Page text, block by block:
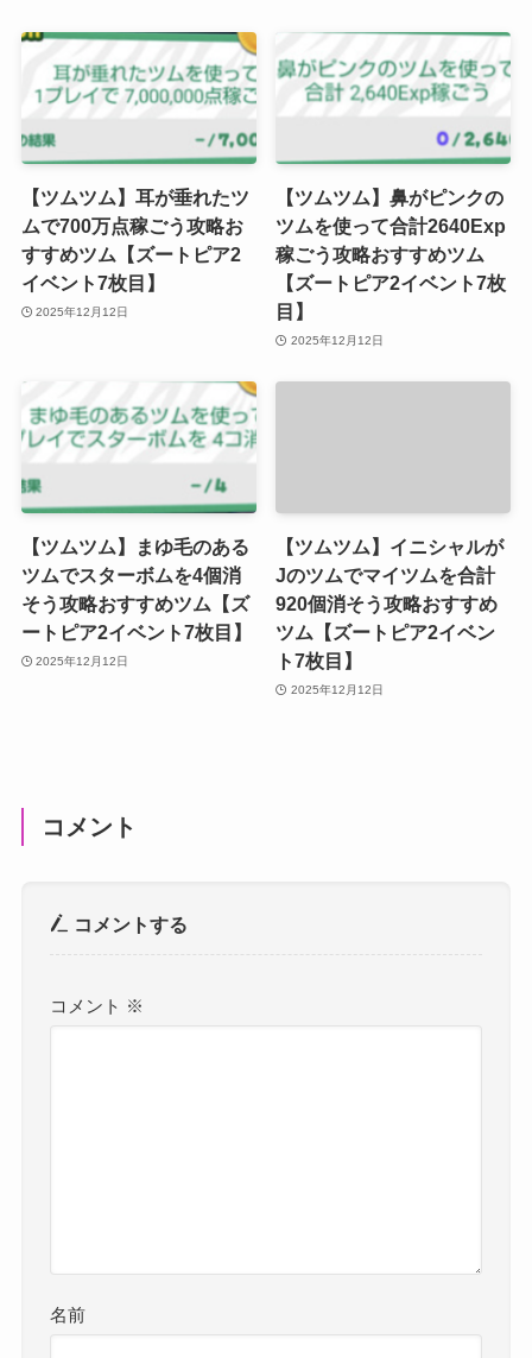
【ツムツム】耳が垂れたツ
ムで700万点稼ごう攻略お
すすめツム【ズートピア2
イベント7枚目】
2025年12月12日
【ツムツム】鼻がピンクの
ツムを使って合計2640Exp
稼ごう攻略おすすめツム
【ズートピア2イベント7枚
目】
2025年12月12日
【ツムツム】まゆ毛のある
ツムでスターボムを4個消
そう攻略おすすめツム【ズ
ートピア2イベント7枚目】
2025年12月12日
【ツムツム】イニシャルが
Jのツムでマイツムを合計
920個消そう攻略おすすめ
ツム【ズートピア2イベン
ト7枚目】
2025年12月12日
コメント
コメントする
コメント ※
名前